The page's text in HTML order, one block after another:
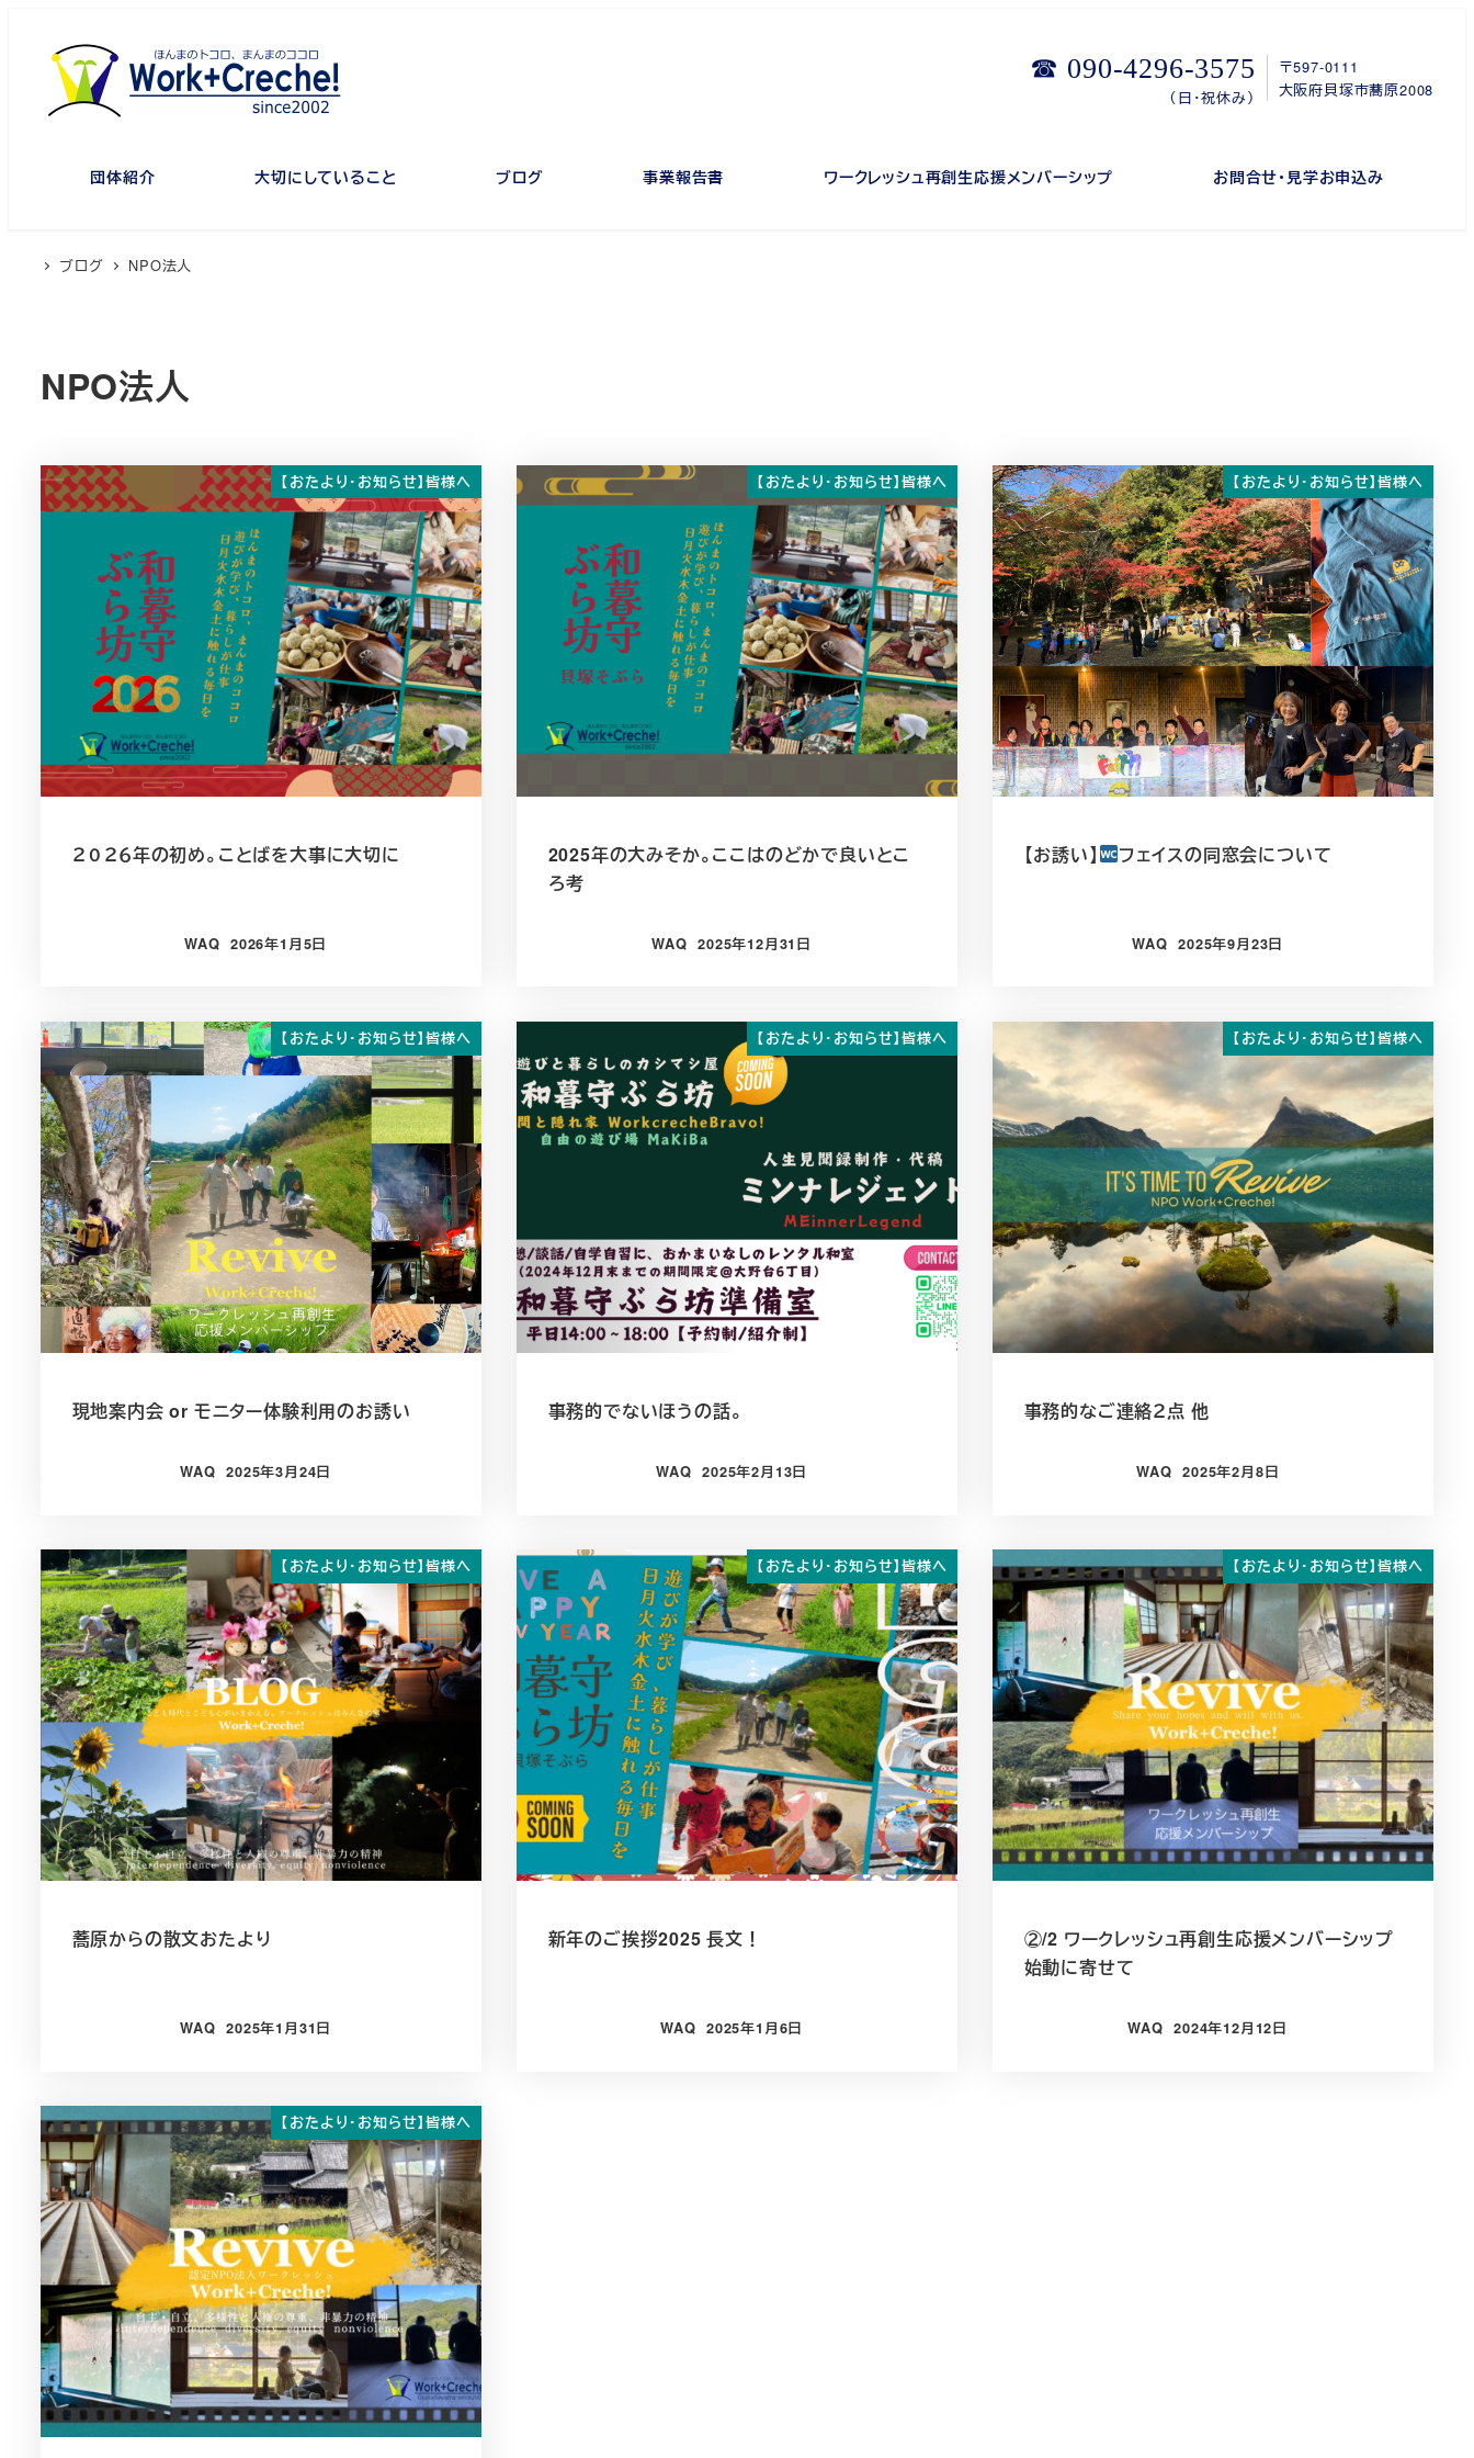
☎ 090-4296-3575
（日・祝休み）
〒597-0111
大阪府貝塚市蕎原2008
団体紹介 大切にしていること ブログ 事業報告書 ワークレッシュ再創生応援メンバーシップ お問合せ・見学お申込み
ブログ NPO法人
NPO法人
【おたより・お知らせ】皆様へ
２０２６年の初め。ことばを大事に大切に
WAQ 投稿日
2026年1月5日
【おたより・お知らせ】皆様へ
2025年の大みそか。ここはのどかで良いとこ
ろ考
WAQ 投稿日
2025年12月31日
【おたより・お知らせ】皆様へ
【お誘い】 フェイスの同窓会について
WAQ 投稿日
2025年9月23日
【おたより・お知らせ】皆様へ
現地案内会 or モニター体験利用のお誘い
WAQ 投稿日
2025年3月24日
【おたより・お知らせ】皆様へ
事務的でないほうの話。
WAQ 投稿日
2025年2月13日
【おたより・お知らせ】皆様へ
事務的なご連絡２点 他
WAQ 投稿日
2025年2月8日
【おたより・お知らせ】皆様へ
蕎原からの散文おたより
WAQ 投稿日
2025年1月31日
【おたより・お知らせ】皆様へ
新年のご挨拶2025 長文！
WAQ 投稿日
2025年1月6日
【おたより・お知らせ】皆様へ
②/2 ワークレッシュ再創生応援メンバーシップ
始動に寄せて
WAQ 投稿日
2024年12月12日
【おたより・お知らせ】皆様へ